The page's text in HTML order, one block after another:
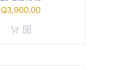
Q3,900.00